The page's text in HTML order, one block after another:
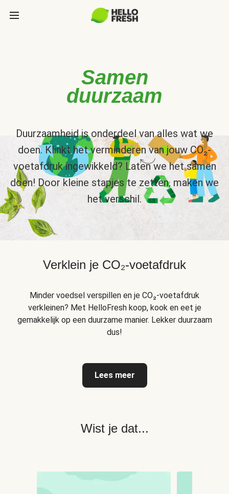
Samen
duurzaam
Duurzaamheid is onderdeel van alles wat we
doen. Klinkt het verminderen van jouw CO₂-
voetafdruk ingewikkeld? Laten we het samen
doen! Door kleine stapjes te zetten, maken we
het verschil.
Verklein je CO₂-voetafdruk
Minder voedsel verspillen en je CO₂-voetafdruk
verkleinen? Met HelloFresh koop, kook en eet je
gemakkelijk op een duurzame manier. Lekker duurzaam
dus!
Lees meer
Wist je dat...